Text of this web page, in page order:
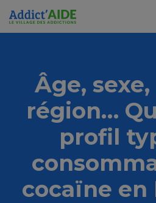
Aller au contenu principal
Âge,
région…
profil
cocaïne en
Panneau de gestion des cookies